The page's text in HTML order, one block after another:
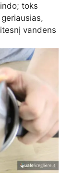
toks
vandens